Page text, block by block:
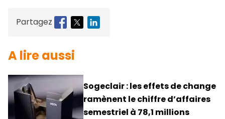
Partagez
A lire aussi
Sogeclair : les effets de change
ramènent le chiffre d’affaires
semestriel à 78,1 millions